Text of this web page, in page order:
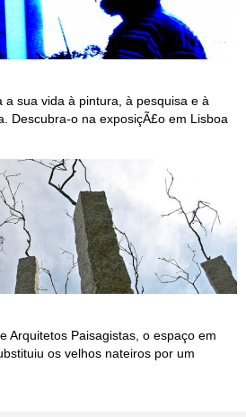
a sua vida à pintura, à pesquisa e à
Descubra-o na exposiçÃ£o em Lisboa
Arquitetos Paisagistas, o espaço em
os velhos nateiros por um